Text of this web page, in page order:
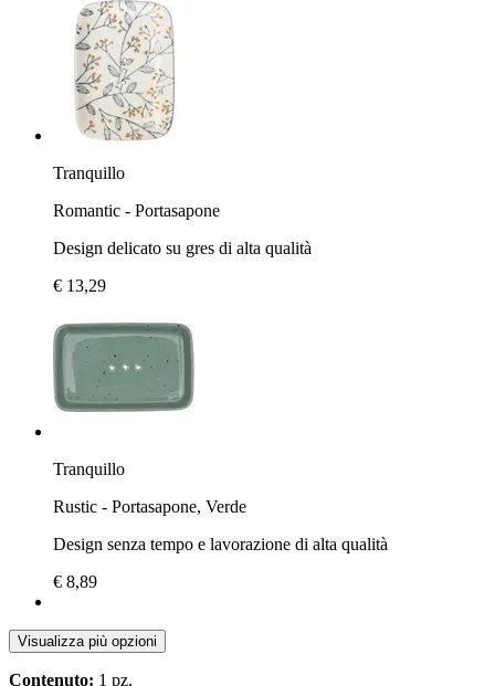
Tranquillo
Romantic - Portasapone
Design delicato su gres di alta qualità
€ 13,29
Tranquillo
Rustic - Portasapone, Verde
Design senza tempo e lavorazione di alta qualità
€ 8,89
Visualizza più opzioni
Contenuto: 1 pz.